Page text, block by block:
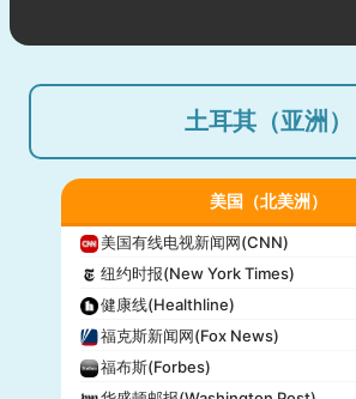
土耳其（亚洲）
美国（北美洲）
美国有线电视新闻网(CNN)
纽约时报(New York Times)
健康线(Healthline)
福克斯新闻网(Fox News)
福布斯(Forbes)